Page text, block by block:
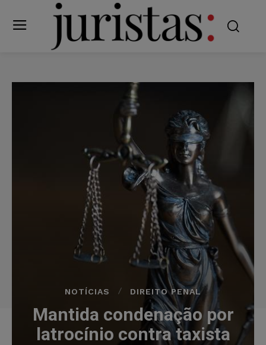
NOTÍCIAS DIREITO PENAL
Mantida condenação por
latrocínio contra taxista